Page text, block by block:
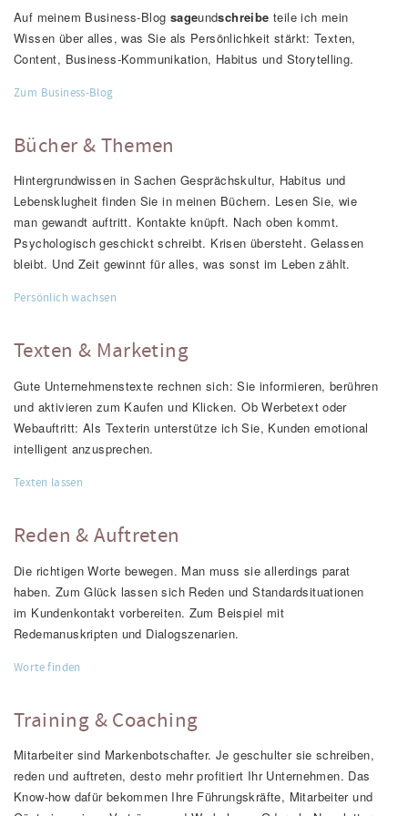
Auf meinem Business-Blog sageundschreibe teile ich mein
Wissen über alles, was Sie als Persönlichkeit stärkt: Texten,
Content, Business-Kommunikation, Habitus und Storytelling.
Zum Business-Blog
Bücher & Themen
Hintergrundwissen in Sachen Gesprächskultur, Habitus und
Lebensklugheit finden Sie in meinen Büchern. Lesen Sie, wie
man gewandt auftritt. Kontakte knüpft. Nach oben kommt.
Psychologisch geschickt schreibt. Krisen übersteht. Gelassen
bleibt. Und Zeit gewinnt für alles, was sonst im Leben zählt.
Persönlich wachsen
Texten & Marketing
Gute Unternehmenstexte rechnen sich: Sie informieren, berühren
und aktivieren zum Kaufen und Klicken. Ob Werbetext oder
Webauftritt: Als Texterin unterstütze ich Sie, Kunden emotional
intelligent anzusprechen.
Texten lassen
Reden & Auftreten
Die richtigen Worte bewegen. Man muss sie allerdings parat
haben. Zum Glück lassen sich Reden und Standardsituationen
im Kundenkontakt vorbereiten. Zum Beispiel mit
Redemanuskripten und Dialogszenarien.
Worte finden
Training & Coaching
Mitarbeiter sind Markenbotschafter. Je geschulter sie schreiben,
reden und auftreten, desto mehr profitiert Ihr Unternehmen. Das
Know-how dafür bekommen Ihre Führungskräfte, Mitarbeiter und